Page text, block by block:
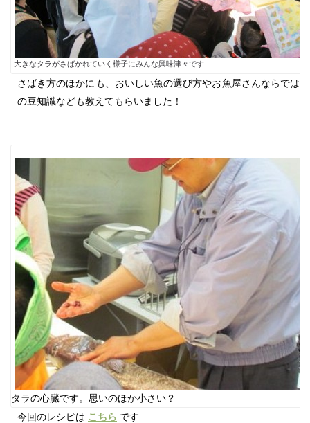
大きなタラがさばかれていく様子にみんな興味津々です
さばき方のほかにも、おいしい魚の選び方やお魚屋さんならでは
の豆知識なども教えてもらいました！
タラの心臓です。思いのほか小さい？
今回のレシピは こちら です